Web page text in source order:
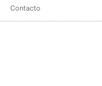
Contacto